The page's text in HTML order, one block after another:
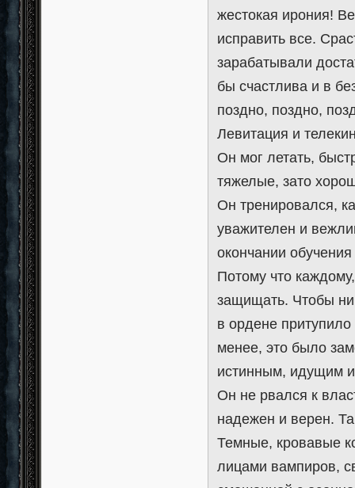
жестокая ирония!
исправить все.
зарабатывали
бы счастлива и в
поздно, поздно,
Левитация и
Он мог летать,
тяжелые, зато
Он тренировался,
уважителен и
окончании
Потому что
защищать. Чтобы
в ордене
менее, это было
истинным, идущим
Он не рвался к
надежен и верен.
Темные, кровавые
лицами вампиров,